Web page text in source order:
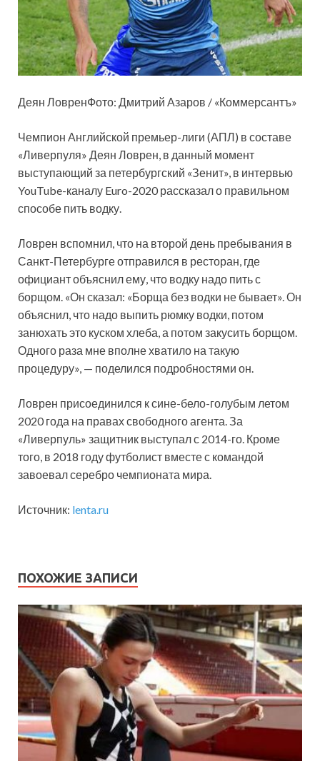
Деян ЛовренФото: Дмитрий Азаров / «Коммерсантъ»
Чемпион Английской премьер-лиги (АПЛ) в составе
«Ливерпуля» Деян Ловрен, в данный момент
выступающий за петербургский «Зенит», в интервью
YouTube-каналу Euro-2020 рассказал о правильном
способе пить водку.
Ловрен вспомнил, что на второй день пребывания в
Санкт-Петербурге отправился в ресторан, где
официант объяснил ему, что водку надо пить с
борщом. «Он сказал: «Борща без водки не бывает». Он
объяснил, что надо выпить рюмку водки, потом
занюхать это куском хлеба, а потом закусить борщом.
Одного раза мне вполне хватило на такую
процедуру», — поделился подробностями он.
Ловрен присоединился к сине-бело-голубым летом
2020 года на правах свободного агента. За
«Ливерпуль» защитник выступал с 2014-го. Кроме
того, в 2018 году футболист вместе с командой
завоевал серебро чемпионата мира.
Источник: lenta.ru
ПОХОЖИЕ ЗАПИСИ